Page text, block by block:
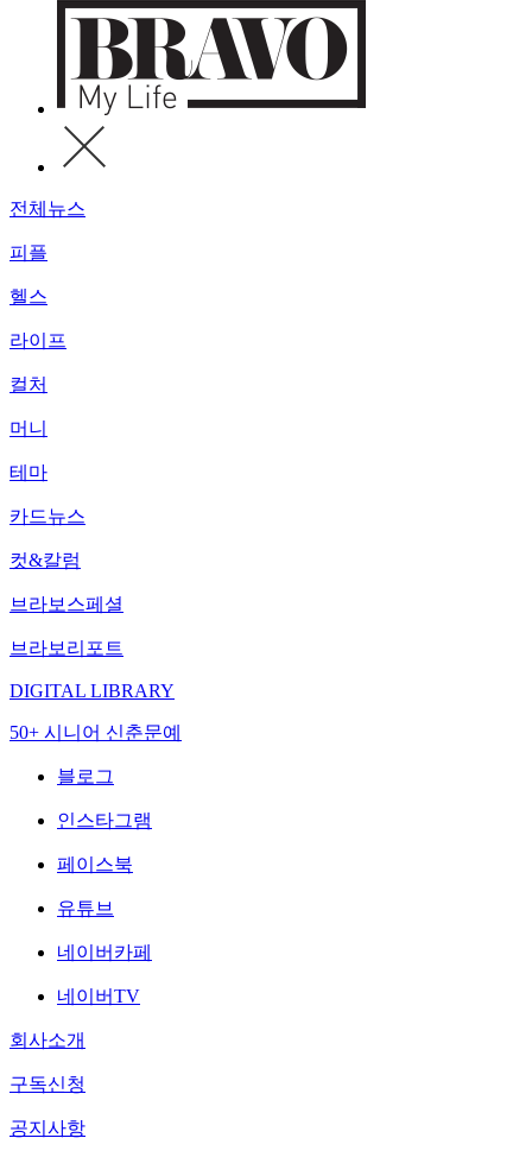
전체뉴스
피플
헬스
라이프
컬처
머니
테마
카드뉴스
컷&칼럼
브라보스페셜
브라보리포트
DIGITAL LIBRARY
50+ 시니어 신춘문예
블로그
인스타그램
페이스북
유튜브
네이버카페
네이버TV
회사소개
구독신청
공지사항